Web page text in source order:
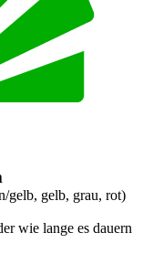
gelb, gelb, grau, rot)
wie lange es dauern